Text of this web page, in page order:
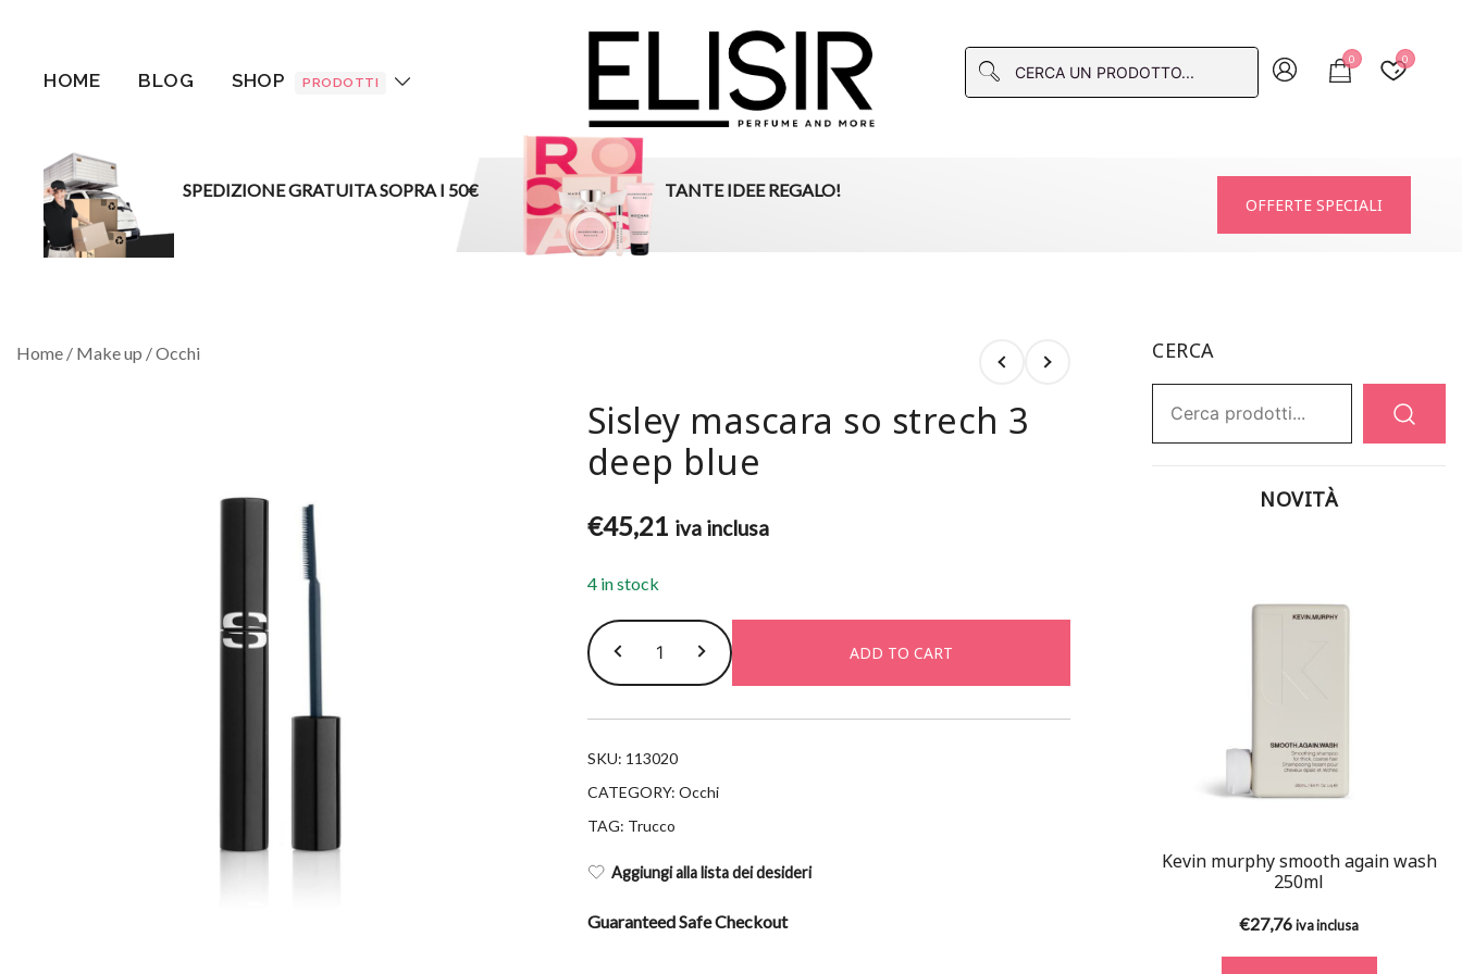
HOME BLOG SHOP PRODOTTI
ELISIR
La tua destinazione per il beauty, i profumi e la parafarmacia
0 0
SPEDIZIONE GRATUITA SOPRA I 50€ TANTE IDEE REGALO!
OFFERTE SPECIALI
Home / Make up /Occhi
Sisley mascara so strech 3
deep blue
€45,21 iva inclusa
4 in stock
mascara
so
strech
blue
quantity
ADD TO CART
SKU: 113020
CATEGORY: Occhi
TAG: Trucco
Aggiungi alla lista dei desideri
Guaranteed Safe Checkout
CERCA
NOVITÀ
Kevin murphy smooth again wash
250ml
€27,76iva inclusa